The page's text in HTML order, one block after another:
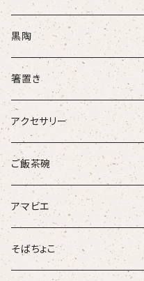
酒注ぎ
黒陶
箸置き
アクセサリー
ループタイ
ブローチ
ご飯茶碗
アマビエ
そばちょこ